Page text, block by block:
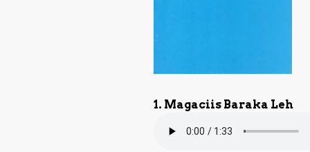
1. Magaciis Baraka Leh